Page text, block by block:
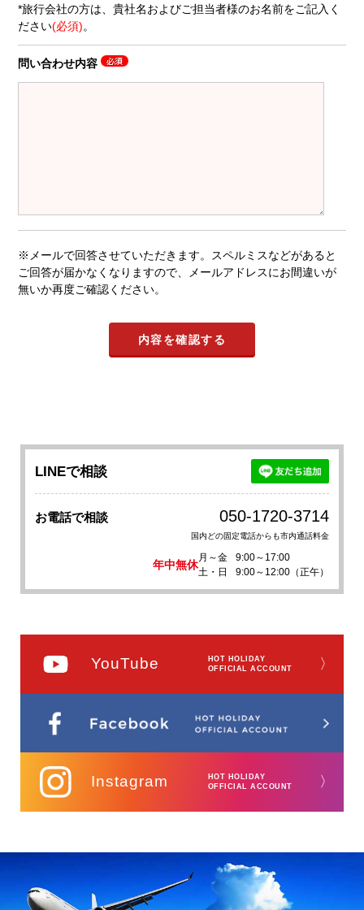
*旅行会社の方は、貴社名およびご担当者様のお名前をご記入く
ださい(必須)。
問い合わせ内容
※メールで回答させていただきます。スペルミスなどがあると
ご回答が届かなくなりますので、メールアドレスにお間違いが
無いか再度ご確認ください。
LINEで相談
お電話で相談 050-1720-3714
国内どの固定電話からも市内通話料金
年中無休
月～金
9:00～17:00
土・日
9:00～12:00（正午）
YouTube
HOT HOLIDAY
OFFICIAL ACCOUNT
〉
Instagram
HOT HOLIDAY
OFFICIAL ACCOUNT
〉